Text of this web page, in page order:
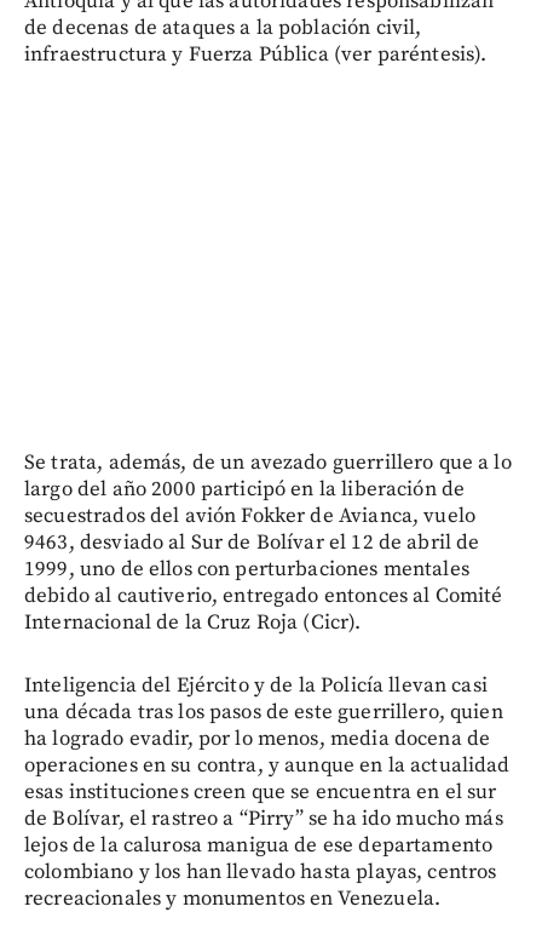
de decenas de ataques a la población civil,
infraestructura y Fuerza Pública (ver paréntesis).
Se trata, además, de un avezado guerrillero que a lo
largo del año 2000 participó en la liberación de
secuestrados del avión Fokker de Avianca, vuelo
9463, desviado al Sur de Bolívar el 12 de abril de
1999, uno de ellos con perturbaciones mentales
debido al cautiverio, entregado entonces al Comité
Internacional de la Cruz Roja (Cicr).
Inteligencia del Ejército y de la Policía llevan casi
una década tras los pasos de este guerrillero, quien
ha logrado evadir, por lo menos, media docena de
operaciones en su contra, y aunque en la actualidad
esas instituciones creen que se encuentra en el sur
de Bolívar, el rastreo a “Pirry” se ha ido mucho más
lejos de la calurosa manigua de ese departamento
colombiano y los han llevado hasta playas, centros
recreacionales y monumentos en Venezuela.